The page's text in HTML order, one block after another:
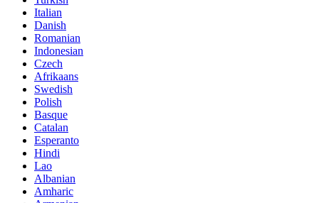
Italian
Danish
Romanian
Indonesian
Czech
Afrikaans
Swedish
Polish
Basque
Catalan
Esperanto
Hindi
Lao
Albanian
Amharic